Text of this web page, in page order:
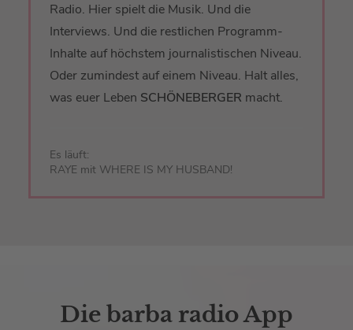
Radio. Hier spielt die Musik. Und die
Interviews. Und die restlichen Programm-
Inhalte auf höchstem journalistischen Niveau.
Oder zumindest auf einem Niveau. Halt alles,
was euer Leben SCHÖNEBERGER macht.
Es läuft:
RAYE mit WHERE IS MY HUSBAND!
Die barba radio App